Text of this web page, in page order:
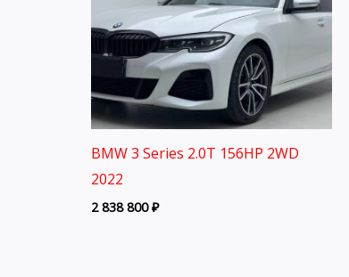
BMW 3 Series 2.0T 156HP 2WD
2022
2 838 800₽